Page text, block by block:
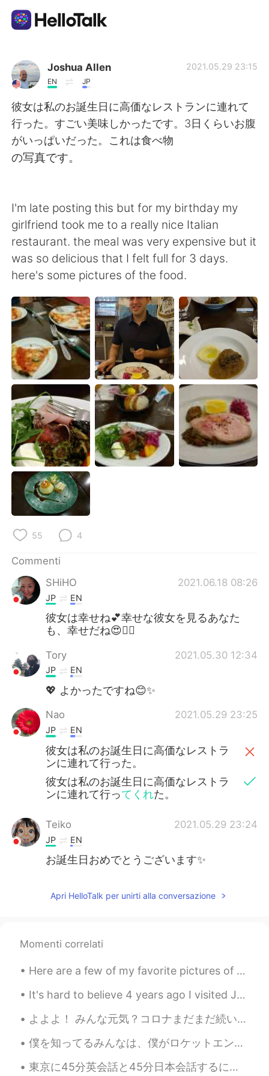
App di scambio linguistico
AI Grammar Checker
Italiano
繁體中文 Español
العربية Français
Deutsch 日本語
한국어 Русский
Indonesia
Türkçe Tiếng Việt
Português
Joshua Allen
EN JP
2021.05.29 23:15
彼女は私のお誕生日に高価なレストランに連れて
行った。すごい美味しかったです。3日くらいお腹
がいっぱいだった。これは食べ物
の写真です。
I'm late posting this but for my birthday my
girlfriend took me to a really nice Italian
restaurant. the meal was very expensive but it
was so delicious that I felt full for 3 days.
here's some pictures of the food.
55 4
Commenti
SHiHO
2021.06.18 08:26
JP EN
彼女は幸せね💕幸せな彼女を見るあなた
も、幸せだね😍👍🏻
Tory 2021.05.30 12:34
JP EN
💖 よかったですね😊✨
Nao 2021.05.29 23:25
JP EN
彼女は私のお誕生日に高価なレストラ
ンに連れて行った。
彼女は私のお誕生日に高価なレストラ
ンに連れて行ってくれた。
Teiko 2021.05.29 23:24
JP EN
お誕生日おめでとうございます✨
Apri HelloTalk per unirti alla conversazione
Momenti correlati
Here are a few of my favorite pictures of my state. Has anyone been to Utah before, or know anyth...
It's hard to believe 4 years ago I visited Japan. I remember it was the best experience of my lif...
よよよ！ みんな元気？コロナまだまだ続いとるから出来るだけ外出自粛しようね❤️退屈だけどね😭頑張ろう！💪🇯🇵 北九州市にもうコロナ第二波来とるね🌊😵 今回は学生が多いから、学校の開催が早すぎた...
僕を知ってるみんなは、僕がロケットエンジニアとして働いていることを知っています。でも、実は僕の夢がビデオゲームや映画やアニメの音楽を作曲する事です。全く違うことは知っていますが、何よりも音楽が大...
東京に45分英会話と45分日本会話するに興味がありますか。友達のおすすめはこれです。ちょっと話してように私の日本語のレベルを上げたい。英会話も上げて希望する。連絡して下さい。助けてくれてありがと...